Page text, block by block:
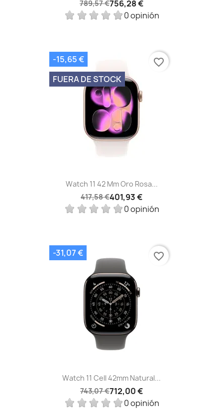
789,57 €756,28 €
0 opinión
Watch 11 42 Mm Oro Rosa...
417,58 €401,93 €
0 opinión
-15,65 €
FUERA DE STOCK
favorite_border
Watch 11 Cell 42mm Natural...
743,07 €712,00 €
0 opinión
-31,07 € favorite_border